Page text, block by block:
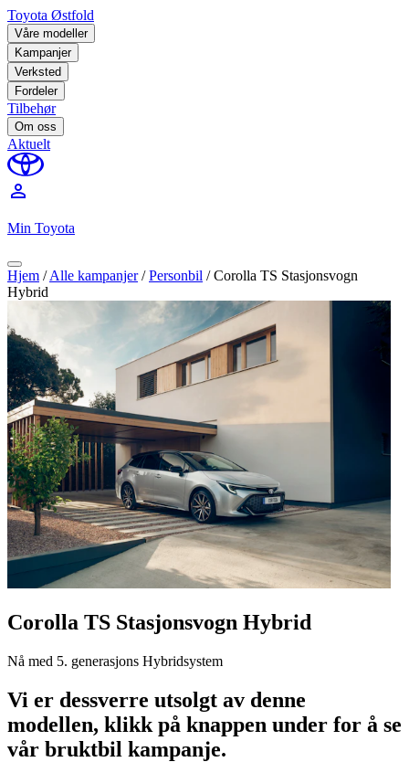
Toyota Østfold
Våre modeller
Kampanjer
Verksted
Fordeler
Tilbehør
Om oss
Aktuelt
perm_identity
Min Toyota
Hjem /Alle kampanjer /Personbil /Corolla TS Stasjonsvogn
Hybrid
Corolla TS Stasjonsvogn Hybrid
Nå med 5. generasjons Hybridsystem
Vi er dessverre utsolgt av denne
modellen, klikk på knappen under for å se
vår bruktbil kampanje.